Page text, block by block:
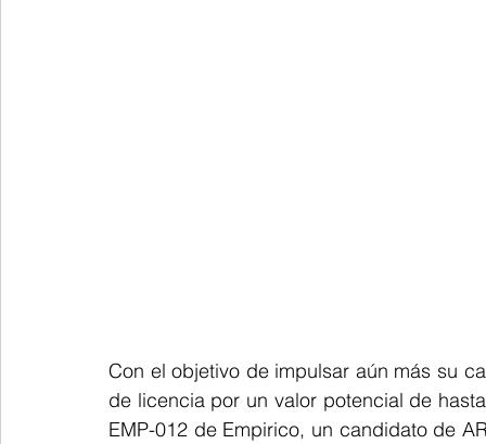
Con el objetivo de impulsar aún más su
de licencia por un valor potencial de
EMP-012 de Empirico, un candidato de